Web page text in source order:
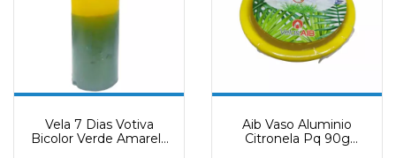
Vela 7 Dias Votiva
Bicolor Verde Amarela
Aib Vaso Aluminio
Citronela Pq 90g